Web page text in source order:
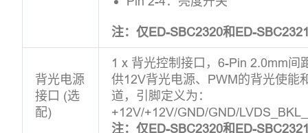
注：仅ED-SBC2320和ED-
背光电源
接口 (选
配)
1 x 背光控制接口，6-Pin 2.0mm间
供12V背光电源、PWM的背光使能
道，引脚定义为：
+12V/+12V/GND/GND/
注：仅ED-SBC2320和ED-